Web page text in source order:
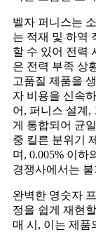
벨자 퍼니스는
는 적재 및 하역
할 수 있어 전력
은 전력 부족 상
고품질 제품을
자 비용을 신속
어, 퍼니스 설계,
게 통합되어 균
중 킬른 분위기
며, 0.005% 이하
경쟁사에서는
완벽한 영숫자
정을 쉽게 재현
매 시, 이는 제품